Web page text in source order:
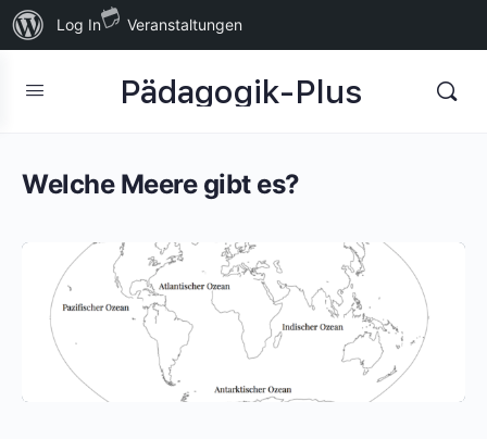
Über
WordPress
Log In Veranstaltungen
Pädagogik-Plus
Welche Meere gibt es?